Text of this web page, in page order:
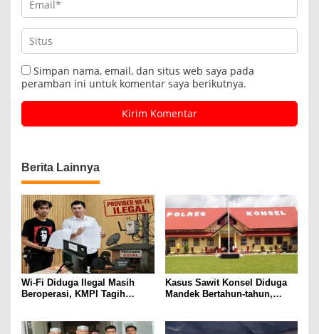
Simpan nama, email, dan situs web saya pada
peramban ini untuk komentar saya berikutnya.
Berita Lainnya
Wi-Fi Diduga Ilegal Masih
Beroperasi, KMPI Tagih
Kasus Sawit Konsel Diduga
Mandek Bertahun-tahun,